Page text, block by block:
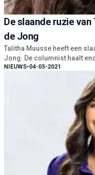
De slaande ruzie
de Jong
Talitha Muusse heeft een
Jong. De columnist haalt
NIEUWS•04-05-2021